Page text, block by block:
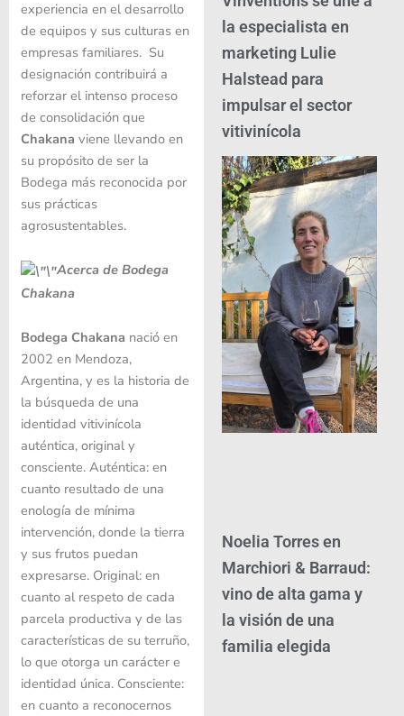
experiencia en el desarrollo
de equipos y sus culturas en
empresas familiares. Su
designación contribuirá a
reforzar el intenso proceso
de consolidación que
Chakana viene llevando en
su propósito de ser la
Bodega más reconocida por
sus prácticas
agrosustentables.
Acerca de Bodega
Chakana
Bodega Chakana nació en
2002 en Mendoza,
Argentina, y es la historia de
la búsqueda de una
identidad vitivinícola
auténtica, original y
consciente. Auténtica: en
cuanto resultado de una
enología de mínima
intervención, donde la tierra
y sus frutos puedan
expresarse. Original: en
cuanto al respeto de cada
parcela productiva y de las
características de su terruño,
lo que otorga un carácter e
identidad única. Consciente:
en cuanto a reconocernos
la especialista en
marketing Lulie
Halstead para
impulsar el sector
vitivinícola
Noelia Torres en
Marchiori & Barraud:
vino de alta gama y
la visión de una
familia elegida